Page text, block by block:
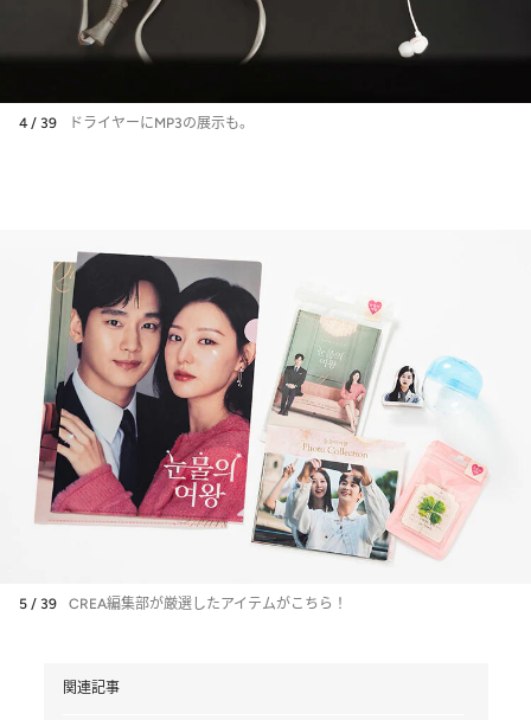
4 / 39 ドライヤーにMP3の展示も。
5 / 39 CREA編集部が厳選したアイテムがこちら！
関連記事